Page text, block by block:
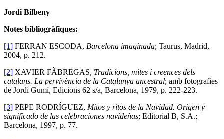
Jordi Bilbeny
Notes bibliogràfiques:
[1] FERRAN ESCODA, Barcelona imaginada; Taurus, Madrid,
2004, p. 212.
[2] XAVIER FÀBREGAS, Tradicions, mites i creences dels
catalans. La pervivència de la Catalunya ancestral; amb fotografies
de Jordi Gumí, Edicions 62 s/a, Barcelona, 1979, p. 222-223.
[3] PEPE RODRÍGUEZ, Mitos y ritos de la Navidad. Origen y
significado de las celebraciones navideñas; Editorial B, S.A.;
Barcelona, 1997, p. 77.